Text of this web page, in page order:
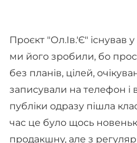
Проєкт "Ол.Ів.'Є" існував у
ми його зробили, бо
без планів, цілей,
записували на телефон і
публіки одразу пішла
час це було щось
продакшну, але з